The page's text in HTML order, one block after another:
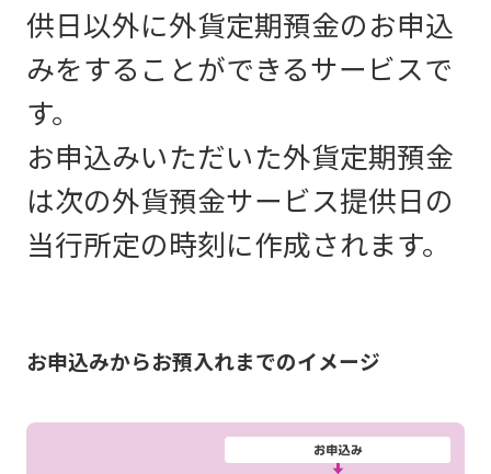
供日以外に外貨定期預金のお申込
みをすることができるサービスで
す。
お申込みいただいた外貨定期預金
は次の外貨預金サービス提供日の
当行所定の時刻に作成されます。
お申込みからお預入れまでのイメージ